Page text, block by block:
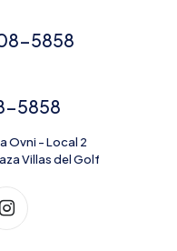
5858
5858
Ovni - Local 2
Villas del Golf